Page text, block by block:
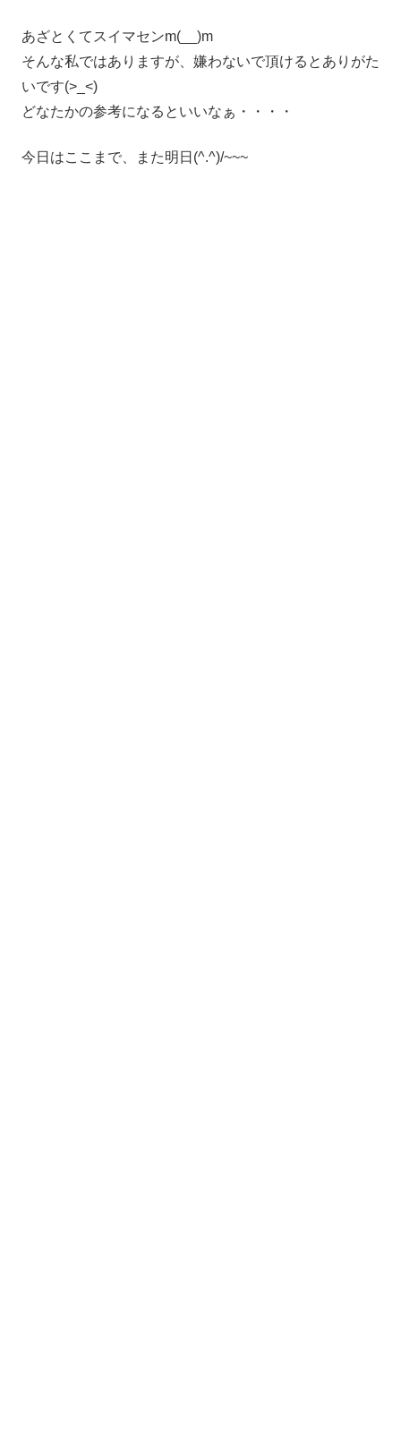
あざとくてスイマセンm(__)m
そんな私ではありますが、嫌わないで頂けるとありがた
いです(>_<)
どなたかの参考になるといいなぁ・・・・
今日はここまで、また明日(^.^)/~~~